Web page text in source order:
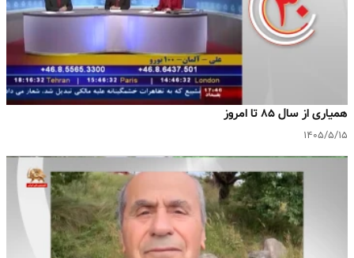
همیاری از سال ۸۵ تا امروز
۱۴۰۵/۵/۱۵